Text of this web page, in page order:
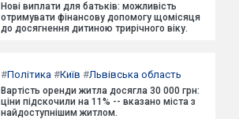
Нові виплати для батьків: можливість
отримувати фінансову допомогу щомісяця
до досягнення дитиною трирічного віку.
#Політика #Київ #Львівська область
Вартість оренди житла досягла 30 000 грн:
ціни підскочили на 11% -- вказано міста з
найдоступнішим житлом.